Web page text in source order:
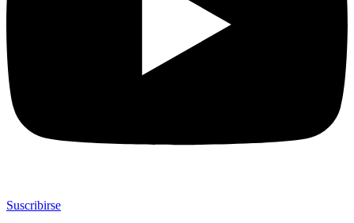
Suscribirse